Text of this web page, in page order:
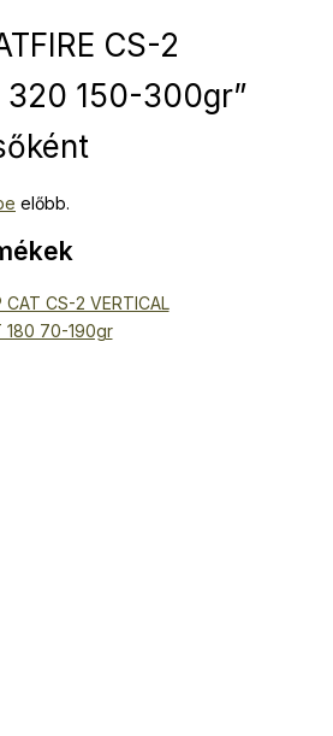
CS-2
320 150-300gr”
előbb.